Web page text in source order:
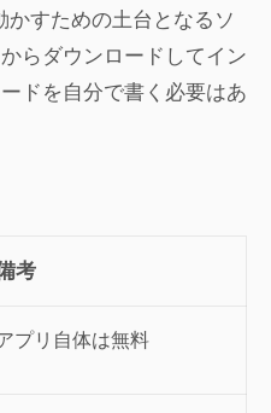
かすための土台となるソ
らダウンロードしてイン
ドを自分で書く必要はあ
考
プリ自体は無料